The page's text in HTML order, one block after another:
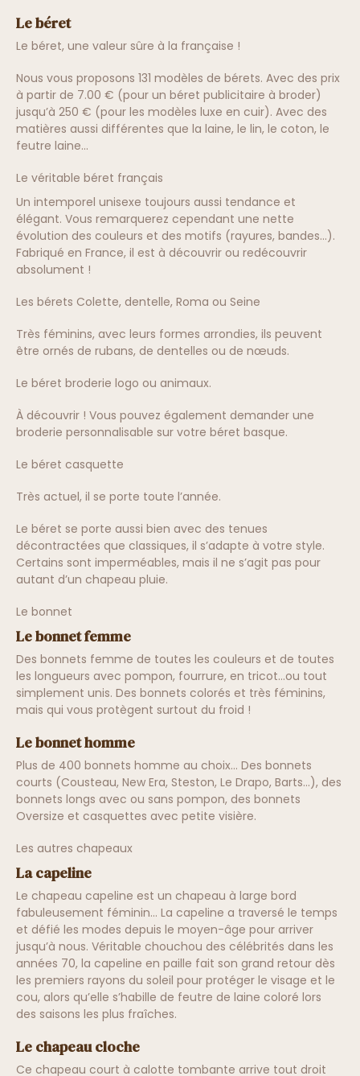
Le béret
Le béret, une valeur sûre à la française !
Nous vous proposons 131 modèles de bérets. Avec des prix
à partir de 7.00 € (pour un béret publicitaire à broder)
jusqu’à 250 € (pour les modèles luxe en cuir). Avec des
matières aussi différentes que la laine, le lin, le coton, le
feutre laine...
Le véritable béret français
Un intemporel unisexe toujours aussi tendance et
élégant. Vous remarquerez cependant une nette
évolution des couleurs et des motifs (rayures, bandes...).
Fabriqué en France, il est à découvrir ou redécouvrir
absolument !
Les bérets Colette, dentelle, Roma ou Seine
Très féminins, avec leurs formes arrondies, ils peuvent
être ornés de rubans, de dentelles ou de nœuds.
Le béret broderie logo ou animaux.
À découvrir ! Vous pouvez également demander une
broderie personnalisable sur votre béret basque.
Le béret casquette
Très actuel, il se porte toute l’année.
Le béret se porte aussi bien avec des tenues
décontractées que classiques, il s’adapte à votre style.
Certains sont imperméables, mais il ne s’agit pas pour
autant d’un chapeau pluie.
Le bonnet
Le bonnet femme
Des bonnets femme de toutes les couleurs et de toutes
les longueurs avec pompon, fourrure, en tricot…ou tout
simplement unis. Des bonnets colorés et très féminins,
mais qui vous protègent surtout du froid !
Le bonnet homme
Plus de 400 bonnets homme au choix… Des bonnets
courts (Cousteau, New Era, Steston, Le Drapo, Barts…), des
bonnets longs avec ou sans pompon, des bonnets
Oversize et casquettes avec petite visière.
Les autres chapeaux
La capeline
Le chapeau capeline est un chapeau à large bord
fabuleusement féminin… La capeline a traversé le temps
et défié les modes depuis le moyen-âge pour arriver
jusqu’à nous. Véritable chouchou des célébrités dans les
années 70, la capeline en paille fait son grand retour dès
les premiers rayons du soleil pour protéger le visage et le
cou, alors qu’elle s’habille de feutre de laine coloré lors
des saisons les plus fraîches.
Le chapeau cloche
Ce chapeau court à calotte tombante arrive tout droit